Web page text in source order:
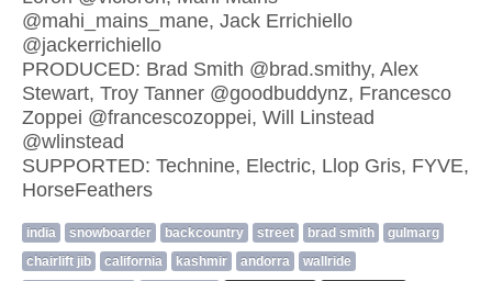
@mahi_mains_mane, Jack Errichiello
@jackerrichiello
PRODUCED: Brad Smith @brad.smithy, Alex
Stewart, Troy Tanner @goodbuddynz, Francesco
Zoppei @francescozoppei, Will Linstead
@wlinstead
SUPPORTED: Technine, Electric, Llop Gris, FYVE,
HorseFeathers
india snowboarder backcountry street brad smith
gulmarg
chairlift jib
california kashmir andorra
wallride